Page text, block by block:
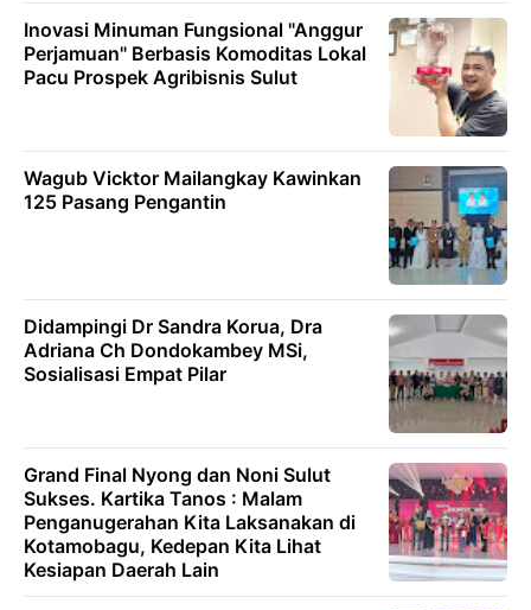
Inovasi Minuman Fungsional "Anggur
Perjamuan" Berbasis Komoditas Lokal
Pacu Prospek Agribisnis Sulut
Wagub Vicktor Mailangkay Kawinkan
125 Pasang Pengantin
Didampingi Dr Sandra Korua, Dra
Adriana Ch Dondokambey MSi,
Sosialisasi Empat Pilar
Grand Final Nyong dan Noni Sulut
Sukses. Kartika Tanos : Malam
Penganugerahan Kita Laksanakan di
Kotamobagu, Kedepan Kita Lihat
Kesiapan Daerah Lain